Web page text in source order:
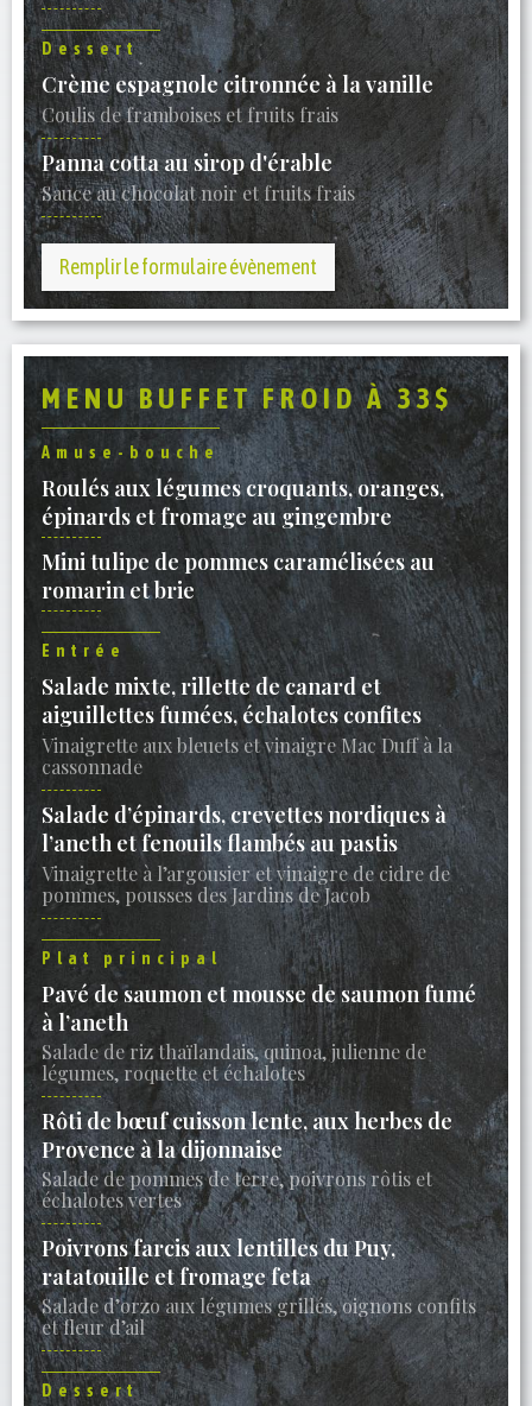
Dessert
Crème espagnole citronnée à la vanille
Coulis de framboises et fruits frais
Panna cotta au sirop d'érable
Sauce au chocolat noir et fruits frais
Remplir le formulaire évènement
MENU BUFFET FROID À 33$
Amuse-bouche
Roulés aux légumes croquants, oranges,
épinards et fromage au gingembre
Mini tulipe de pommes caramélisées au
romarin et brie
Entrée
Salade mixte, rillette de canard et
aiguillettes fumées, échalotes confites
Vinaigrette aux bleuets et vinaigre Mac Duff à la
cassonnade
Salade d’épinards, crevettes nordiques à
l’aneth et fenouils flambés au pastis
Vinaigrette à l’argousier et vinaigre de cidre de
pommes, pousses des Jardins de Jacob
Plat principal
Pavé de saumon et mousse de saumon fumé
à l’aneth
Salade de riz thaïlandais, quinoa, julienne de
légumes, roquette et échalotes
Rôti de bœuf cuisson lente, aux herbes de
Provence à la dijonnaise
Salade de pommes de terre, poivrons rôtis et
échalotes vertes
Poivrons farcis aux lentilles du Puy,
ratatouille et fromage feta
Salade d’orzo aux légumes grillés, oignons confits
et fleur d’ail
Dessert